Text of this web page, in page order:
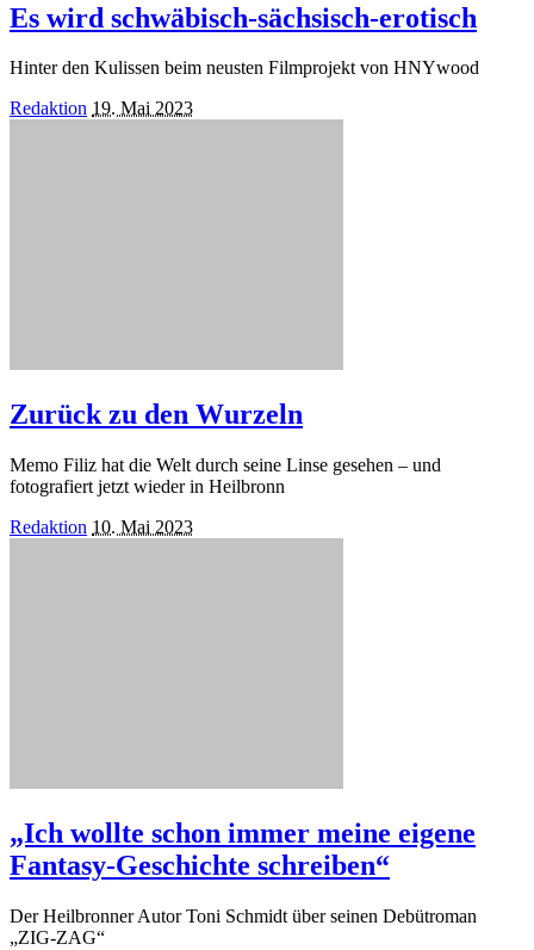
Es wird schwäbisch-sächsisch-erotisch
Hinter den Kulissen beim neusten Filmprojekt von HNYwood
Posted
Redaktion 19. Mai 2023
Zurück zu den Wurzeln
Memo Filiz hat die Welt durch seine Linse gesehen – und
fotografiert jetzt wieder in Heilbronn
Posted
Redaktion 10. Mai 2023
„Ich wollte schon immer meine eigene
Fantasy-Geschichte schreiben“
Der Heilbronner Autor Toni Schmidt über seinen Debütroman
„ZIG-ZAG“